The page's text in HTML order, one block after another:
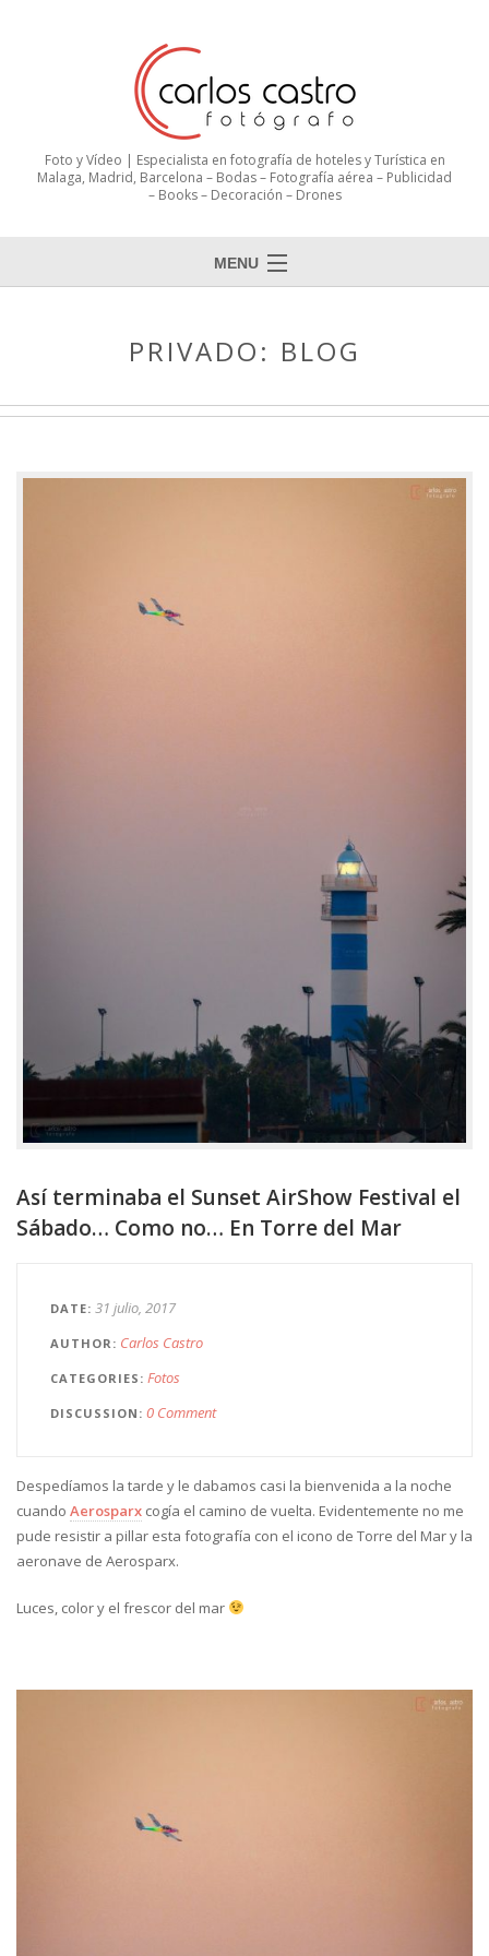
Foto y Vídeo | Especialista en fotografía de hoteles y Turística en
Malaga, Madrid, Barcelona – Bodas – Fotografía aérea – Publicidad
– Books – Decoración – Drones
MENU
PRIVADO: BLOG
Así terminaba el Sunset AirShow Festival el
Sábado… Como no… En Torre del Mar
DATE 31 julio, 2017
AUTHOR Carlos Castro
CATEGORIES Fotos
DISCUSSION 0 Comment
Despedíamos la tarde y le dabamos casi la bienvenida a la noche
cuando Aerosparx cogía el camino de vuelta. Evidentemente no me
pude resistir a pillar esta fotografía con el icono de Torre del Mar y la
aeronave de Aerosparx.
Luces, color y el frescor del mar